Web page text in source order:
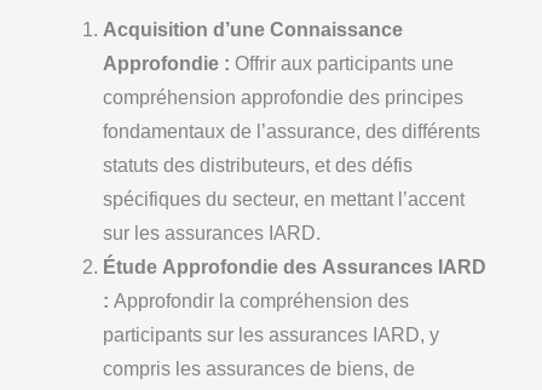
Acquisition d’une Connaissance
Approfondie : Offrir aux participants une
compréhension approfondie des principes
fondamentaux de l’assurance, des différents
statuts des distributeurs, et des défis
spécifiques du secteur, en mettant l’accent
sur les assurances IARD.
Étude Approfondie des Assurances IARD
: Approfondir la compréhension des
participants sur les assurances IARD, y
compris les assurances de biens, de